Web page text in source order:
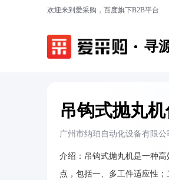
欢迎来到爱采购，百度旗下B2B平台
寻
吊钩式抛丸
广州市纳珀自动化设备有限公
介绍： 吊钩式抛丸机是一种
点，包括一、多工件适应性